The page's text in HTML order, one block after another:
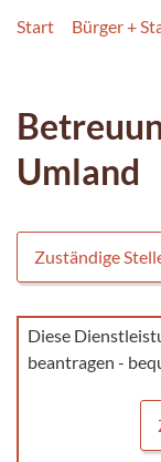
Start Bürger +
Umland
Zuständige
Diese
beantragen -